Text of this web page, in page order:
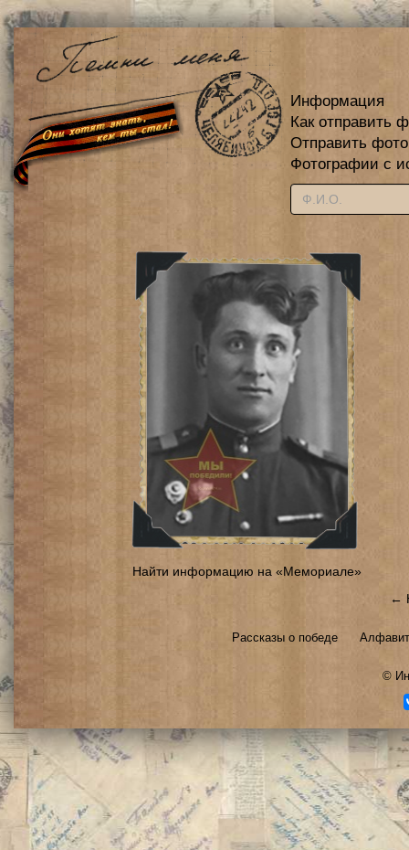
Информация
Как отправить
Отправить
Фотографии с
Найти информацию на «Мемориале»
←
Рассказы о победе
©